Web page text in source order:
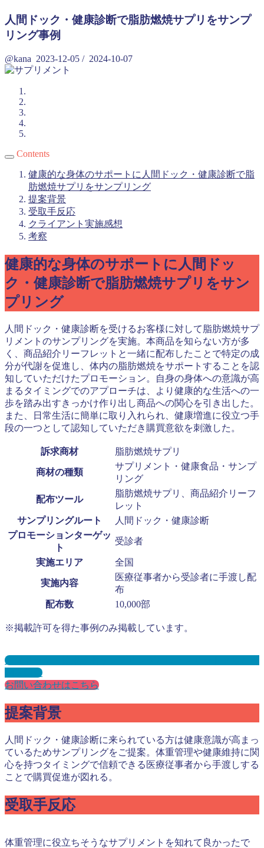
人間ドック・健康診断で脂肪燃焼サプリをサンプ
リング事例
@kana 2023-12-05 / 2024-10-07
Contents
健康的な身体のサポートに人間ドック・健康診断で脂
肪燃焼サプリをサンプリング
提案背景
受取手反応
クライアント実施感想
考察
健康的な身体のサポートに人間ドッ
ク・健康診断で脂肪燃焼サプリをサン
プリング
人間ドック・健康診断を受けるお客様に対して脂肪燃焼サプ
リメントのサンプリングを実施。本商品を知らない方が多
く、商品紹介リーフレットと一緒に配布したことで特定の成
分が代謝を促進し、体内の脂肪燃焼をサポートすることを認
知していただけたプロモーション。自身の身体への意識が高
まるタイミングでのアプローチは、より健康的な生活への一
歩を踏み出すきっかけ作り出し商品への関心を引き出した。
また、日常生活に簡単に取り入れられ、健康増進に役立つ手
段の一つとして認知していただき購買意欲を刺激した。
訴求商材 脂肪燃焼サプリ
商材の種類
サプリメント・健康食品・サンプ
リング
配布ツール
脂肪燃焼サプリ、商品紹介リーフ
レット
サンプリングルート
人間ドック・健康診断
プロモーションターゲッ
ト
受診者
実施エリア 全国
実施内容
医療従事者から受診者に手渡し配
布
配布数
10,000部
※掲載許可を得た事例のみ掲載しています。
人間ドック・健康診断サンプリングとは？メリット３選と事
例を紹介
お問い合わせはこちら
提案背景
人間ドック・健康診断に来られている方は健康意識が高まっ
ているためサンプリングをご提案。体重管理や健康維持に関
心を持つタイミングで信頼できる医療従事者から手渡しする
ことで購買促進が図れる。
受取手反応
体重管理に役立ちそうなサプリメントを知れて良かったで